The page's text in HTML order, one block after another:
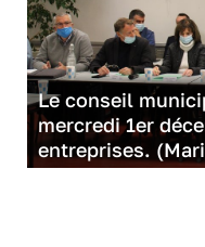
Le conseil
mercredi 1er
entreprises.